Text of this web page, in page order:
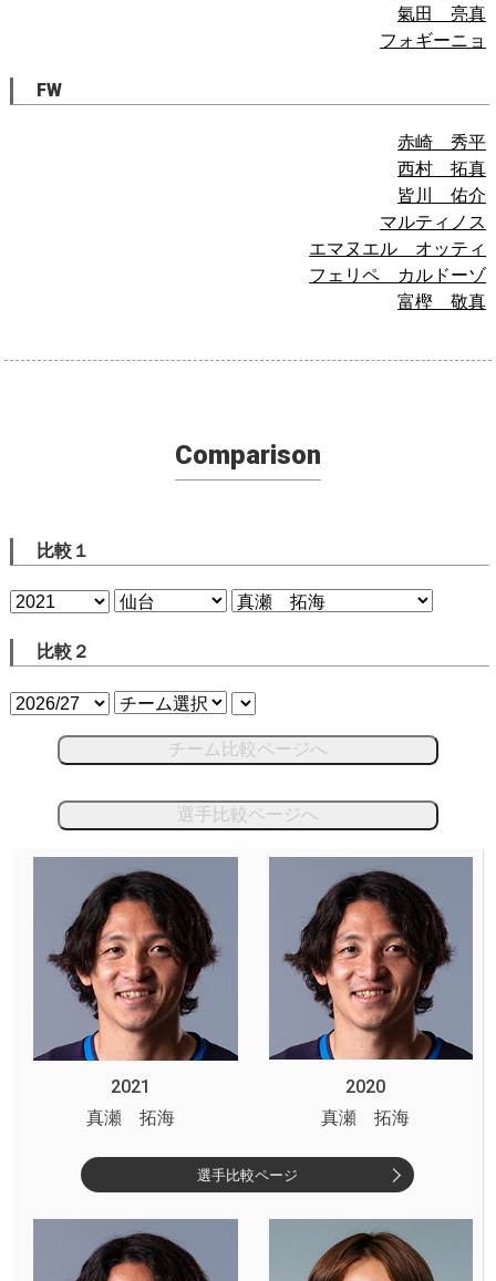
氣田 亮真
フォギーニョ
FW
赤崎 秀平
西村 拓真
皆川 佑介
マルティノス
エマヌエル オッティ
フェリペ カルドーゾ
富樫 敬真
Comparison
比較１
比較２
チーム比較ページへ
選手比較ページへ
2021
2020
真瀬 拓海
真瀬 拓海
選手比較ページ